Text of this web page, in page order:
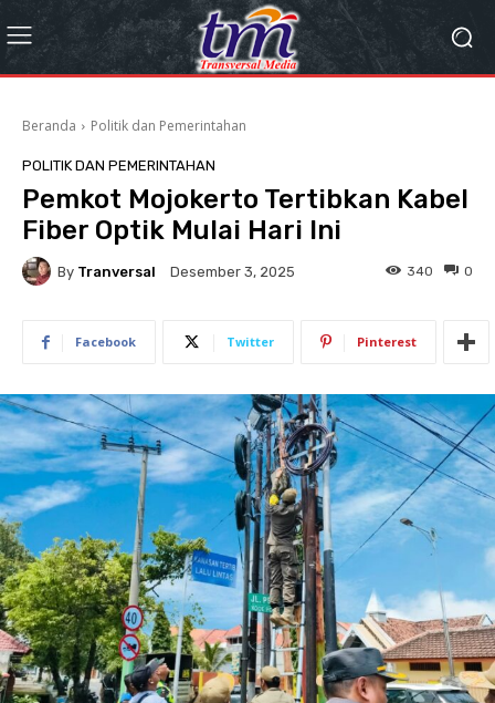
Beranda Politik dan Pemerintahan
POLITIK DAN PEMERINTAHAN
Pemkot Mojokerto Tertibkan Kabel
Fiber Optik Mulai Hari Ini
By Tranversal Desember 3, 2025 0
340
Facebook Twitter Pinterest